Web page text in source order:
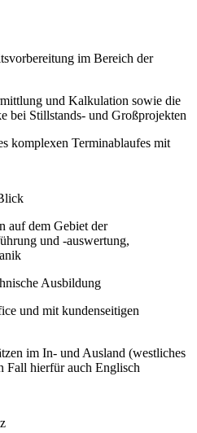
im Bereich der
und Kalkulation sowie die
bei Stillstands- und Großprojekten
komplexen Terminablaufes mit
auf dem Gebiet der
und -auswertung,
Ausbildung
und mit kundenseitigen
im In- und Ausland (westliches
Fall hierfür auch Englisch